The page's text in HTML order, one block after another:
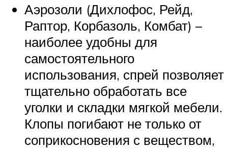
Аэрозоли (Дихлофос, Рейд,
Раптор, Корбазоль, Комбат) –
наиболее удобны для
самостоятельного
использования, спрей позволяет
тщательно обработать все
уголки и складки мягкой мебели.
Клопы погибают не только от
соприкосновения с веществом,